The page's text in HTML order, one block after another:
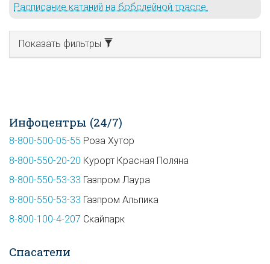
Расписание катаний на бобслейной трассе.
Показать фильтры
Инфоцентры (24/7)
8-800-500-05-55 Роза Хутор
8-800-550-20-20 Курорт Красная Поляна
8-800-550-53-33 Газпром Лаура
8-800-550-53-33 Газпром Альпика
8-800-100-4-207 Скайпарк
Спасатели